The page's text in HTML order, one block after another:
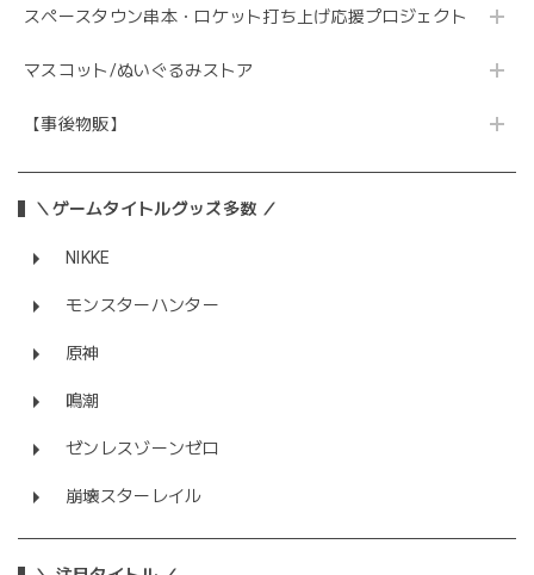
スペースタウン串本・ロケット打ち上げ応援プロジェクト
マスコット/ぬいぐるみストア
【事後物販】
＼ゲームタイトルグッズ多数 ／
NIKKE
モンスターハンター
原神
鳴潮
ゼンレスゾーンゼロ
崩壊スターレイル